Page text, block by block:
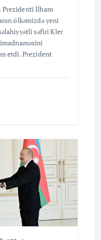
Prezidenti İlham
ölkəmizdə yeni
səfiri Kler
etdi. Prezident